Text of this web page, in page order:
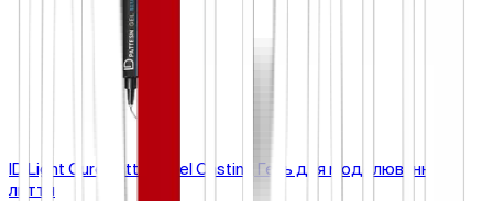
ID Light Cure Pattern Gel Casting Гель для моделювання та
лиття